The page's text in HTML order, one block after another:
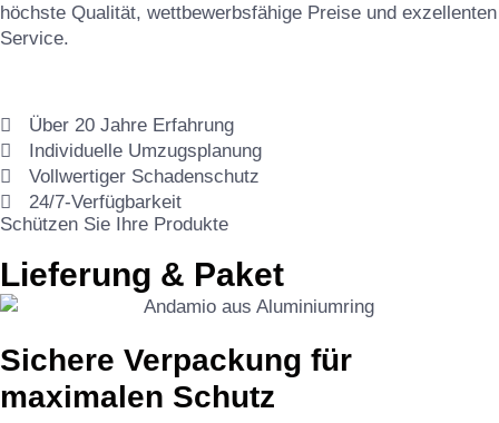
höchste Qualität, wettbewerbsfähige Preise und exzellenten
Service.
Über 20 Jahre Erfahrung
Individuelle Umzugsplanung
Vollwertiger Schadenschutz
24/7-Verfügbarkeit
Schützen Sie Ihre Produkte
Lieferung & Paket
Sichere Verpackung für
maximalen Schutz